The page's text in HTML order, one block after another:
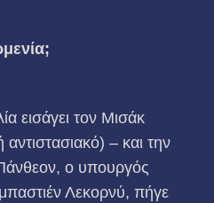
εισάγει τον Μισάκ
– και την
ο υπουργός
Λεκορνύ, πήγε